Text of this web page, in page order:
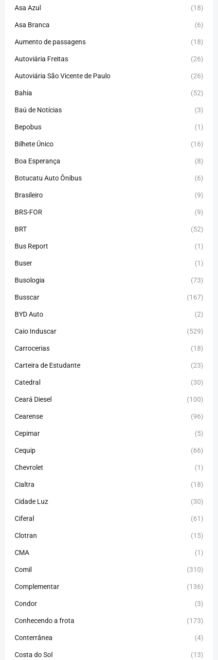
Asa Azul (18)
Asa Branca (6)
Aumento de passagens (18)
Autoviária Freitas (26)
Autoviária São Vicente de Paulo (26)
Bahia (52)
Baú de Notícias (3)
Bepobus (1)
Bilhete Único (16)
Boa Esperança (8)
Botucatu Auto Ônibus (6)
Brasileiro (9)
BRS-FOR (9)
BRT (52)
Bus Report (1)
Buser (1)
Busologia (73)
Busscar (167)
BYD Auto (2)
Caio Induscar (529)
Carrocerias (18)
Carteira de Estudante (23)
Catedral (30)
Ceará Diesel (100)
Cearense (96)
Cepimar (5)
Cequip (66)
Chevrolet (1)
Cialtra (18)
Cidade Luz (30)
Ciferal (61)
Clotran (15)
CMA (1)
Comil (310)
Complementar (136)
Condor (3)
Conhecendo a frota (173)
Conterrânea (4)
Costa do Sol (13)